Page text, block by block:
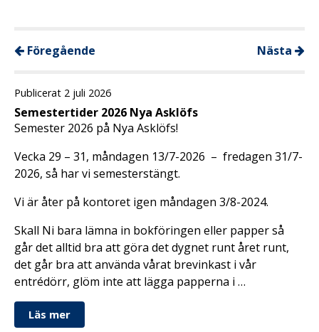
Föregående Nästa
Publicerat 2 juli 2026
Semestertider 2026 Nya Asklöfs
Semester 2026 på Nya Asklöfs!
Vecka 29 – 31, måndagen 13/7-2026 – fredagen 31/7-
2026, så har vi semesterstängt.
Vi är åter på kontoret igen måndagen 3/8-2024.
Skall Ni bara lämna in bokföringen eller papper så
går det alltid bra att göra det dygnet runt året runt,
det går bra att använda vårat brevinkast i vår
entrédörr, glöm inte att lägga papperna i …
Läs mer